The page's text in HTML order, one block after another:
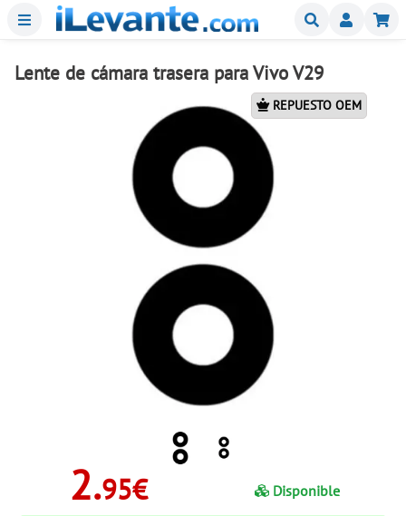
Menu Buscar
Lente de cámara trasera para Vivo V29
REPUESTO OEM
2.95€
Disponible